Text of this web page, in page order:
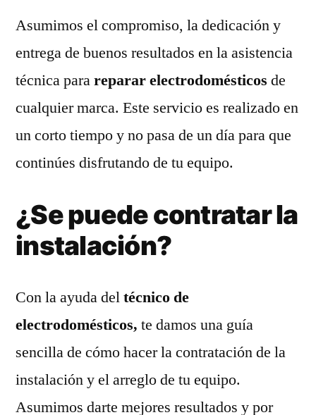
Asumimos el compromiso, la dedicación y
entrega de buenos resultados en la asistencia
técnica parareparar electrodomésticos de
cualquier marca. Este servicio es realizado en
un corto tiempo y no pasa de un día para que
continúes disfrutando de tu equipo.
¿Se puede contratar la
instalación?
Con la ayuda deltécnico de
electrodomésticos, te damos una guía
sencilla de cómo hacer la contratación de la
instalación y el arreglo de tu equipo.
Asumimos darte mejores resultados y por